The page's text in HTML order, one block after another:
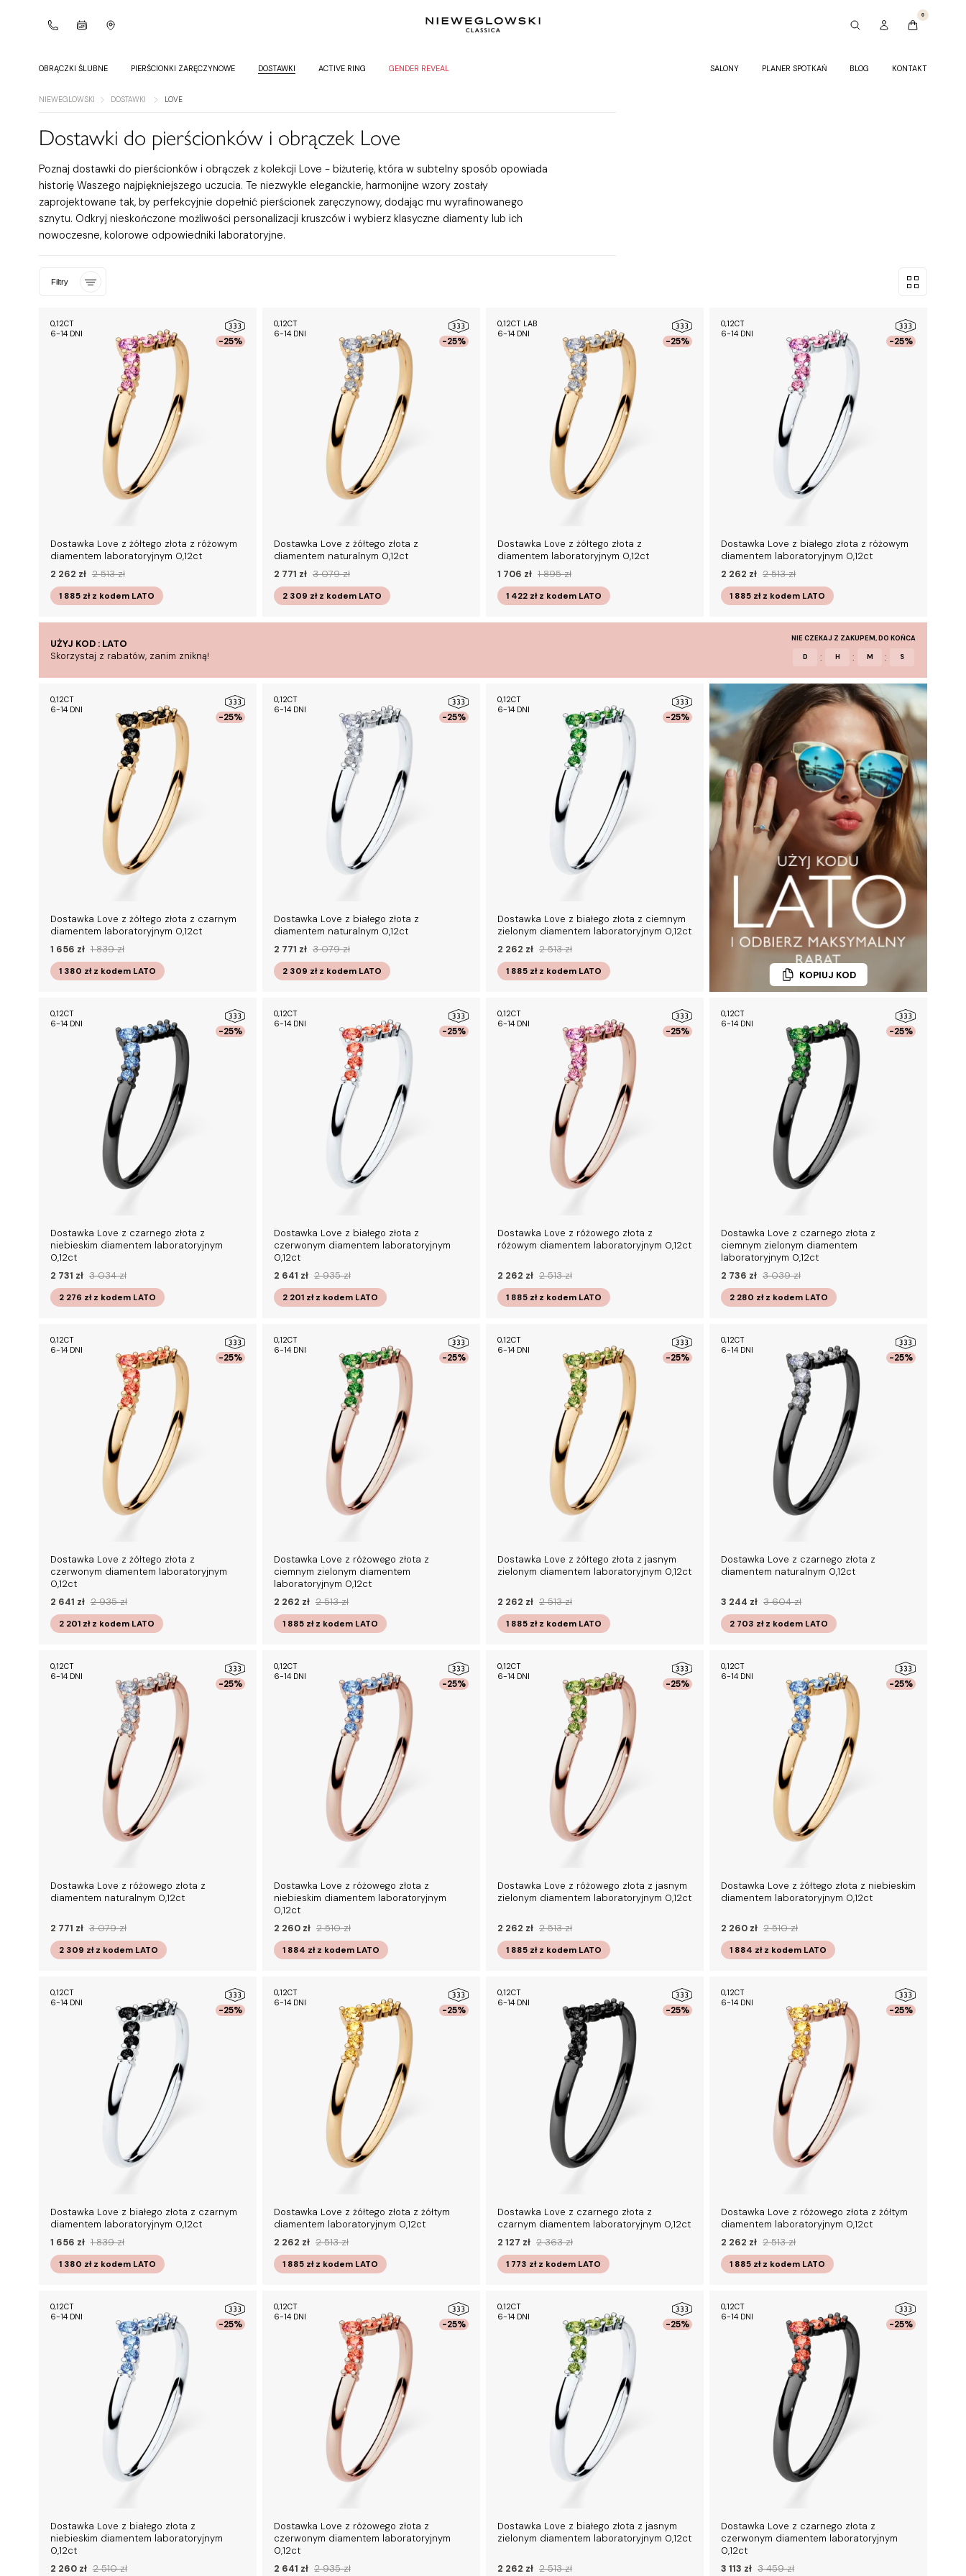
0
OBRĄCZKI ŚLUBNE PIERŚCIONKI ZARĘCZYNOWE DOSTAWKI ACTIVE RING GENDER REVEAL SALONY PLANER SPOTKAŃ BLOG KONTAKT
NIEWEGLOWSKI DOSTAWKI LOVE
Dostawki do pierścionków i obrączek Love
Poznaj dostawki do pierścionków i obrączek z kolekcji Love - biżuterię, która w subtelny sposób opowiada
historię Waszego najpiękniejszego uczucia. Te niezwykle eleganckie, harmonijne wzory zostały
zaprojektowane tak, by perfekcyjnie dopełnić pierścionek zaręczynowy, dodając mu wyrafinowanego
sznytu. Odkryj nieskończone możliwości personalizacji kruszców i wybierz klasyczne diamenty lub ich
nowoczesne, kolorowe odpowiedniki laboratoryjne.
Filtry
-25%
0,12CT
6-14 DNI
Dostawka Love z żółtego złota z różowym
diamentem laboratoryjnym 0,12ct
2 262 zł 2 513 zł
1 885 zł z kodemLATO
-25%
0,12CT
6-14 DNI
Dostawka Love z żółtego złota z
diamentem naturalnym 0,12ct
2 771 zł 3 079 zł
2 309 zł z kodemLATO
-25%
0,12CT LAB
6-14 DNI
Dostawka Love z żółtego złota z
diamentem laboratoryjnym 0,12ct
1 706 zł 1 895 zł
1 422 zł z kodem LATO
-25%
0,12CT
6-14 DNI
Dostawka Love z białego złota z różowym
diamentem laboratoryjnym 0,12ct
2 262 zł 2 513 zł
1 885 zł z kodem LATO
UŻYJ KOD : LATO
Skorzystaj z rabatów, zanim znikną!
NIE CZEKAJ Z ZAKUPEM, DO KOŃCA
D : H : M : S
-25%
0,12CT
6-14 DNI
Dostawka Love z żółtego złota z czarnym
diamentem laboratoryjnym 0,12ct
1 656 zł 1 839 zł
1 380 zł z kodemLATO
-25%
0,12CT
6-14 DNI
Dostawka Love z białego złota z
diamentem naturalnym 0,12ct
2 771 zł 3 079 zł
2 309 zł z kodemLATO
-25%
0,12CT
6-14 DNI
Dostawka Love z białego złota z ciemnym
zielonym diamentem laboratoryjnym 0,12ct
2 262 zł 2 513 zł
1 885 zł z kodem LATO KOPIUJ KOD
-25%
0,12CT
6-14 DNI
Dostawka Love z czarnego złota z
niebieskim diamentem laboratoryjnym
0,12ct
2 731 zł 3 034 zł
2 276 zł z kodemLATO
-25%
0,12CT
6-14 DNI
Dostawka Love z białego złota z
czerwonym diamentem laboratoryjnym
0,12ct
2 641 zł 2 935 zł
2 201 zł z kodemLATO
-25%
0,12CT
6-14 DNI
Dostawka Love z różowego złota z
różowym diamentem laboratoryjnym 0,12ct
2 262 zł 2 513 zł
1 885 zł z kodem LATO
-25%
0,12CT
6-14 DNI
Dostawka Love z czarnego złota z
ciemnym zielonym diamentem
laboratoryjnym 0,12ct
2 736 zł 3 039 zł
2 280 zł z kodem LATO
-25%
0,12CT
6-14 DNI
Dostawka Love z żółtego złota z
czerwonym diamentem laboratoryjnym
0,12ct
2 641 zł 2 935 zł
2 201 zł z kodemLATO
-25%
0,12CT
6-14 DNI
Dostawka Love z różowego złota z
ciemnym zielonym diamentem
laboratoryjnym 0,12ct
2 262 zł 2 513 zł
1 885 zł z kodemLATO
-25%
0,12CT
6-14 DNI
Dostawka Love z żółtego złota z jasnym
zielonym diamentem laboratoryjnym 0,12ct
2 262 zł 2 513 zł
1 885 zł z kodem LATO
-25%
0,12CT
6-14 DNI
Dostawka Love z czarnego złota z
diamentem naturalnym 0,12ct
3 244 zł 3 604 zł
2 703 zł z kodem LATO
-25%
0,12CT
6-14 DNI
Dostawka Love z różowego złota z
diamentem naturalnym 0,12ct
2 771 zł 3 079 zł
2 309 zł z kodemLATO
-25%
0,12CT
6-14 DNI
Dostawka Love z różowego złota z
niebieskim diamentem laboratoryjnym
0,12ct
2 260 zł 2 510 zł
1 884 zł z kodemLATO
-25%
0,12CT
6-14 DNI
Dostawka Love z różowego złota z jasnym
zielonym diamentem laboratoryjnym 0,12ct
2 262 zł 2 513 zł
1 885 zł z kodem LATO
-25%
0,12CT
6-14 DNI
Dostawka Love z żółtego złota z niebieskim
diamentem laboratoryjnym 0,12ct
2 260 zł 2 510 zł
1 884 zł z kodem LATO
-25%
0,12CT
6-14 DNI
Dostawka Love z białego złota z czarnym
diamentem laboratoryjnym 0,12ct
1 656 zł 1 839 zł
1 380 zł z kodemLATO
-25%
0,12CT
6-14 DNI
Dostawka Love z żółtego złota z żółtym
diamentem laboratoryjnym 0,12ct
2 262 zł 2 513 zł
1 885 zł z kodemLATO
-25%
0,12CT
6-14 DNI
Dostawka Love z czarnego złota z
czarnym diamentem laboratoryjnym 0,12ct
2 127 zł 2 363 zł
1 773 zł z kodem LATO
-25%
0,12CT
6-14 DNI
Dostawka Love z różowego złota z żółtym
diamentem laboratoryjnym 0,12ct
2 262 zł 2 513 zł
1 885 zł z kodem LATO
-25%
0,12CT
6-14 DNI
Dostawka Love z białego złota z
niebieskim diamentem laboratoryjnym
0,12ct
2 260 zł 2 510 zł
-25%
0,12CT
6-14 DNI
Dostawka Love z różowego złota z
czerwonym diamentem laboratoryjnym
0,12ct
2 641 zł 2 935 zł
-25%
0,12CT
6-14 DNI
Dostawka Love z białego złota z jasnym
zielonym diamentem laboratoryjnym 0,12ct
2 262 zł 2 513 zł
-25%
0,12CT
6-14 DNI
Dostawka Love z czarnego złota z
czerwonym diamentem laboratoryjnym
0,12ct
3 113 zł 3 459 zł